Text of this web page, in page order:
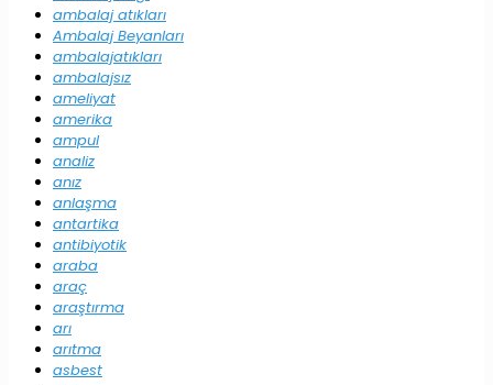
ambalaj atıkları
Ambalaj Beyanları
ambalajatıkları
ambalajsız
ameliyat
amerika
ampul
analiz
anız
anlaşma
antartika
antibiyotik
araba
araç
araştırma
arı
arıtma
asbest